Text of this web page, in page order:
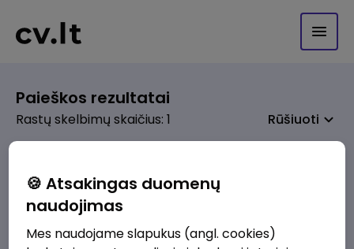
Paieškos rezultatai
Rastų skelbimų skaičius: 1 Rūšiuoti
prieš 1 sav.
Ieškome Dokumentų valdymo skyriaus
🍪 Atsakingas duomenų
naudojimas
Mes naudojame slapukus (angl. cookies)